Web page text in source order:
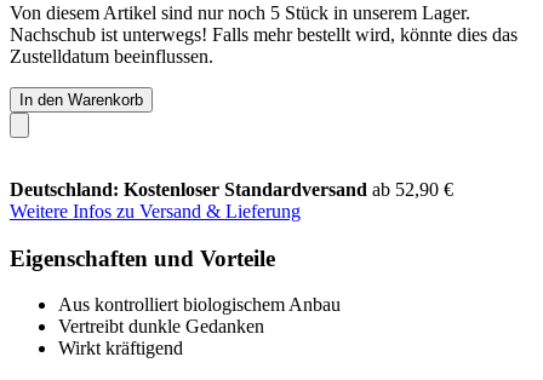
Von diesem Artikel sind nur noch 5 Stück in unserem Lager.
Nachschub ist unterwegs! Falls mehr bestellt wird, könnte dies das
Zustelldatum beeinflussen.
In den Warenkorb
Deutschland: Kostenloser Standardversand ab 52,90 €
Weitere Infos zu Versand & Lieferung
Eigenschaften und Vorteile
Aus kontrolliert biologischem Anbau
Vertreibt dunkle Gedanken
Wirkt kräftigend